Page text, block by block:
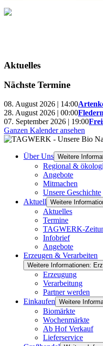
Aktuelles
Nächste Termine
08. August 2026 | 14:00
28. August 2026 | 00:00
07. September 2026 | 19:00
Ganzen Kalender ansehen
Über Uns Weitere
Regional &
Angebote
Mitmachen
Unsere Geschichte
Aktuell Weitere
Aktuelles
Termine
TAGWERK-
Infobrief
Angebote
Erzeugen & Verarbeiten
Weitere Informationen:
Erzeugung
Verarbeitung
Partner werden
Einkaufen Weitere
Biomärkte
Wochenmärkte
Ab Hof Verkauf
Lieferservice